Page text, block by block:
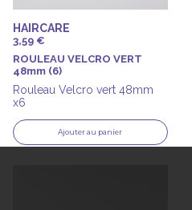
HAIRCARE
3,59 €
ROULEAU VELCRO VERT
48mm (6)
Rouleau Velcro vert 48mm
x6
Ajouter au panier